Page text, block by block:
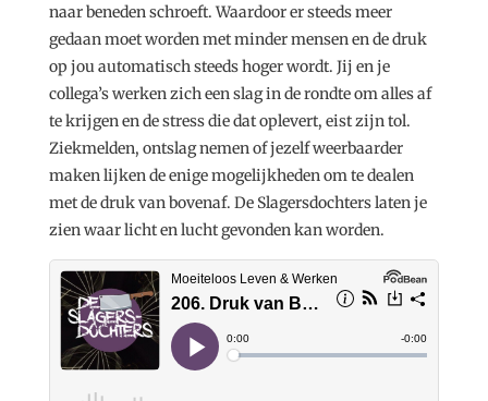
naar beneden schroeft. Waardoor er steeds meer
gedaan moet worden met minder mensen en de druk
op jou automatisch steeds hoger wordt. Jij en je
collega’s werken zich een slag in de rondte om alles af
te krijgen en de stress die dat oplevert, eist zijn tol.
Ziekmelden, ontslag nemen of jezelf weerbaarder
maken lijken de enige mogelijkheden om te dealen
met de druk van bovenaf. De Slagersdochters laten je
zien waar licht en lucht gevonden kan worden.